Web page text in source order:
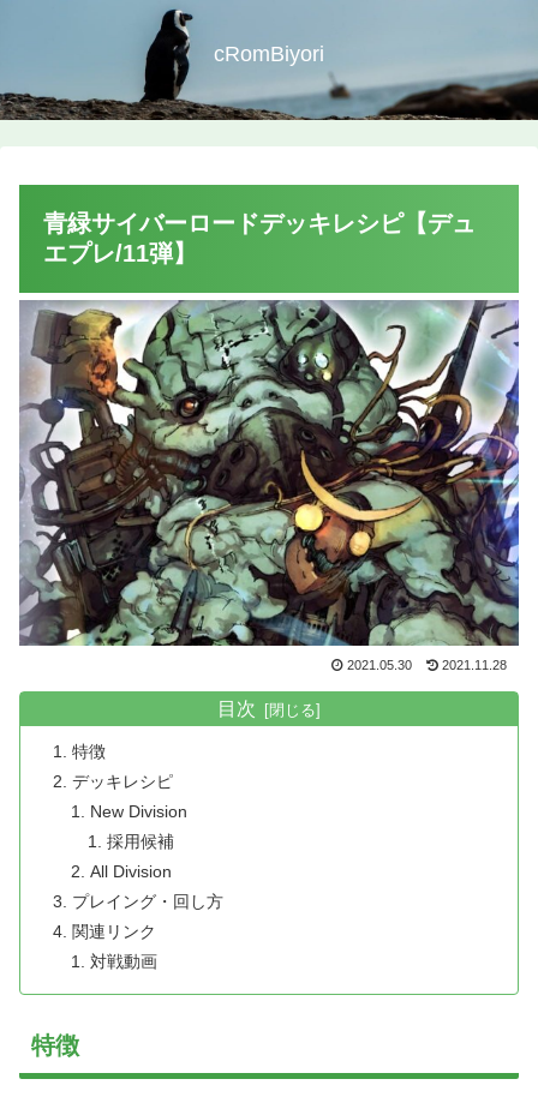
cRomBiyori
青緑サイバーロードデッキレシピ【デュ
エプレ/11弾】
2021.05.30 2021.11.28
目次
特徴
デッキレシピ
New Division
採用候補
All Division
プレイング・回し方
関連リンク
対戦動画
特徴